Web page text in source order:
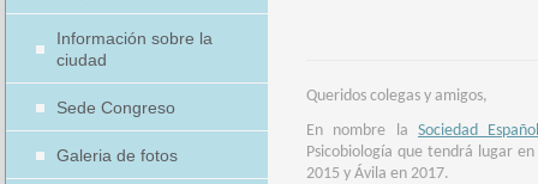
Información sobre la
ciudad
Sede Congreso
Galeria de fotos
Queridos colegas y amigos,
En nombre la Sociedad
Psicobiología que tendrá lugar
2015 y Ávila en 2017.